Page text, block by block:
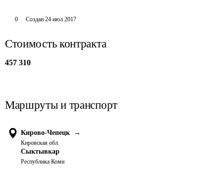
0 Создан 24 июл 2017
Стоимость контракта
457 310
Маршруты и транспорт
Кирово-Чепецк →
Кировская обл.
Сыктывкар
Республика Коми